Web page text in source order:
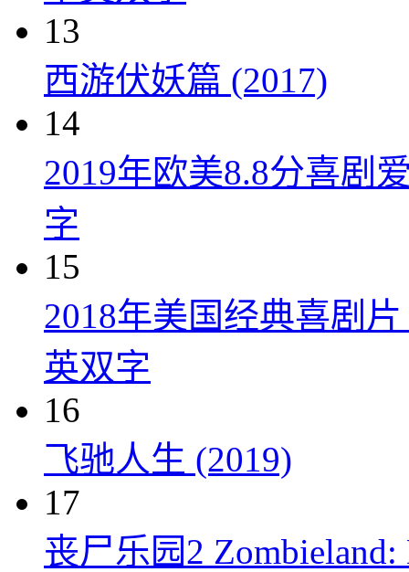
13
西游伏妖篇 (2017)
14
2019年欧美8.8分喜剧
字
15
2018年美国经典喜剧
英双字
16
飞驰人生 (2019)
17
丧尸乐园2 Zombieland: